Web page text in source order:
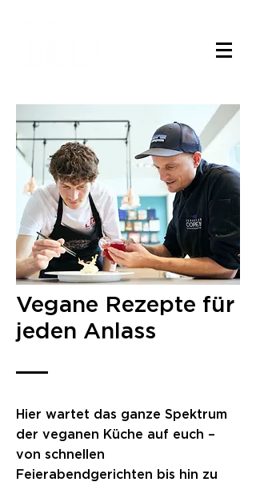
Vegane Rezepte für
jeden Anlass
Hier wartet das ganze Spektrum
der veganen Küche auf euch –
von schnellen
Feierabendgerichten bis hin zu